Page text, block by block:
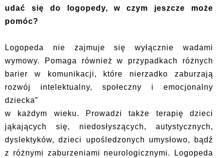
udać się do logopedy, w czym jeszcze może
pomóc?
Logopeda nie zajmuje się wyłącznie wadami
wymowy. Pomaga również w przypadkach różnych
barier w komunikacji, które nierzadko zaburzają
rozwój intelektualny, społeczny i emocjonalny
dziecka”
w każdym wieku. Prowadzi także terapię dzieci
jąkających się, niedosłyszących, autystycznych,
dyslektyków, dzieci upośledzonych umysłowo, bądź
z różnymi zaburzeniami neurologicznymi. Logopeda